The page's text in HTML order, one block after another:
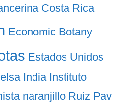
Costa Rica
Economic Botany
Estados Unidos
India Instituto
naranjillo Ruiz Pav